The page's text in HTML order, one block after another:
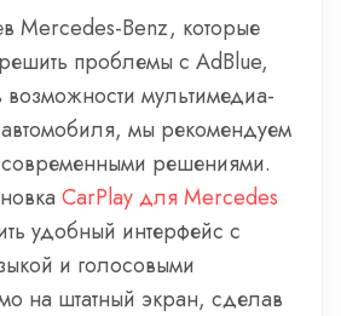
Mercedes-Benz, которые
решить проблемы с AdBlue,
мультимедиа-
мы рекомендуем
современными решениями.
CarPlay для Mercedes
удобный интерфейс с
и голосовыми
на штатный экран, сделав